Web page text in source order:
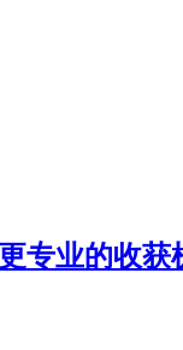
专业的收获